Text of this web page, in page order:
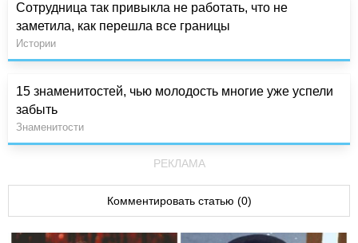
Сотрудница так привыкла не работать, что не
заметила, как перешла все границы
Истории
15 знаменитостей, чью молодость многие уже успели
забыть
Знаменитости
РЕКЛАМА
Комментировать статью (0)